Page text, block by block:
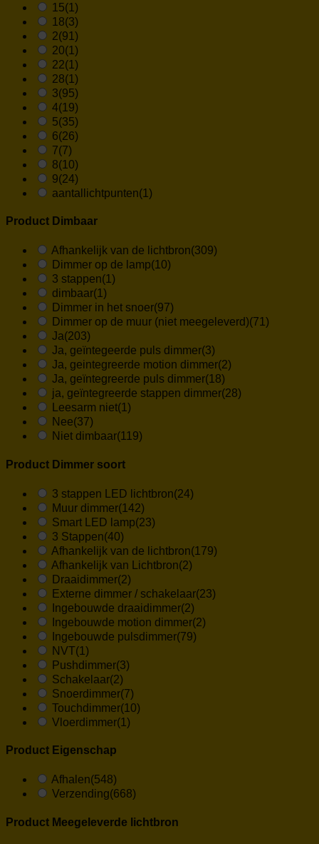
15(1)
18(3)
2(91)
20(1)
22(1)
28(1)
3(95)
4(19)
5(35)
6(26)
7(7)
8(10)
9(24)
aantallichtpunten(1)
Product Dimbaar
Afhankelijk van de lichtbron(309)
Dimmer op de lamp(10)
3 stappen(1)
dimbaar(1)
Dimmer in het snoer(97)
Dimmer op de muur (niet meegeleverd)(71)
Ja(203)
Ja, geïntegeerde puls dimmer(3)
Ja, geintegreerde motion dimmer(2)
Ja, geïntegreerde puls dimmer(18)
ja, geïntegreerde stappen dimmer(28)
Leesarm niet(1)
Nee(37)
Niet dimbaar(119)
Product Dimmer soort
3 stappen LED lichtbron(24)
Muur dimmer(142)
Smart LED lamp(23)
3 Stappen(40)
Afhankelijk van de lichtbron(179)
Afhankelijk van Lichtbron(2)
Draaidimmer(2)
Externe dimmer / schakelaar(23)
Ingebouwde draaidimmer(2)
Ingebouwde motion dimmer(2)
Ingebouwde pulsdimmer(79)
NVT(1)
Pushdimmer(3)
Schakelaar(2)
Snoerdimmer(7)
Touchdimmer(10)
Vloerdimmer(1)
Product Eigenschap
Afhalen(548)
Verzending(668)
Product Meegeleverde lichtbron